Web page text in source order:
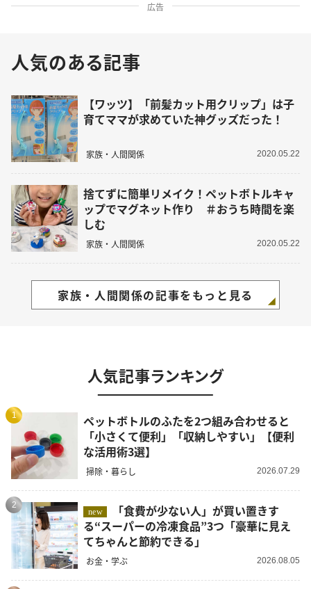
広告
人気のある記事
【ワッツ】「前髪カット用クリップ」は子
育てママが求めていた神グッズだった！
家族・人間関係 2020.05.22
捨てずに簡単リメイク！ペットボトルキャ
ップでマグネット作り ＃おうち時間を楽
しむ
家族・人間関係 2020.05.22
家族・人間関係の記事をもっと見る
人気記事ランキング
1
ペットボトルのふたを2つ組み合わせると
「小さくて便利」「収納しやすい」【便利
な活用術3選】
掃除・暮らし 2026.07.29
2
new
る“スーパーの冷凍食品”3つ「豪華に見え
てちゃんと節約できる」
お金・学ぶ 2026.08.05